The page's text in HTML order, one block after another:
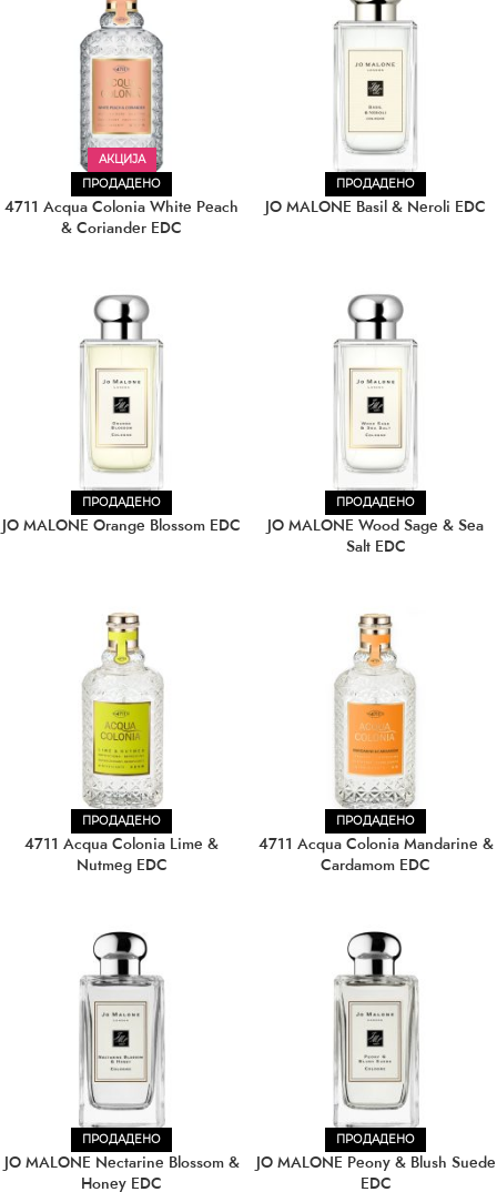
АКЦИЈА
ПРОДАДЕНО
4711 Acqua Colonia White Peach
& Coriander EDC
ПРОДАДЕНО
JO MALONE Basil & Neroli EDC
ПРОДАДЕНО
JO MALONE Orange Blossom EDC
ПРОДАДЕНО
JO MALONE Wood Sage & Sea
Salt EDC
ПРОДАДЕНО
4711 Acqua Colonia Lime &
Nutmeg EDC
ПРОДАДЕНО
4711 Acqua Colonia Mandarine &
Cardamom EDC
ПРОДАДЕНО
JO MALONE Nectarine Blossom &
Honey EDC
ПРОДАДЕНО
JO MALONE Peony & Blush Suede
EDC